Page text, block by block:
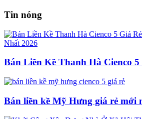
Tin nóng
Bán Liền Kề Thanh Hà Cienco 5
Bán liền kề Mỹ Hưng giá rẻ mới